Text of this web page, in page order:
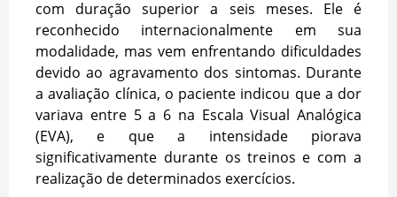
com duração superior a seis meses. Ele é
reconhecido internacionalmente em sua
modalidade, mas vem enfrentando dificuldades
devido ao agravamento dos sintomas. Durante
a avaliação clínica, o paciente indicou que a dor
variava entre 5 a 6 na Escala Visual Analógica
(EVA), e que a intensidade piorava
significativamente durante os treinos e com a
realização de determinados exercícios.